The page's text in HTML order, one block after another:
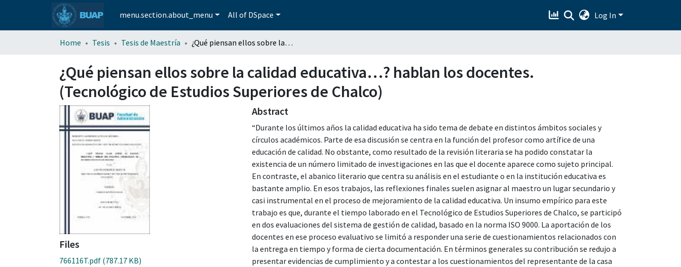
menu.section.about_menu All of DSpace Log In
Home Tesis Tesis de Maestría ¿Qué piensan ellos sobre la calidad educativa…? hablan los docentes. (Tecnológico de Estudios Superiores de Chalco)
¿Qué piensan ellos sobre la calidad educativa…? hablan los docentes.
(Tecnológico de Estudios Superiores de Chalco)
Files
766116T.pdf (787.17 KB)
Abstract
“Durante los últimos años la calidad educativa ha sido tema de debate en distintos ámbitos sociales y
círculos académicos. Parte de esa discusión se centra en la función del profesor como artífice de una
educación de calidad. No obstante, como resultado de la revisión literaria se ha podido constatar la
existencia de un número limitado de investigaciones en las que el docente aparece como sujeto principal.
En contraste, el abanico literario que centra su análisis en el estudiante o en la institución educativa es
bastante amplio. En esos trabajos, las reflexiones finales suelen asignar al maestro un lugar secundario y
casi instrumental en el proceso de mejoramiento de la calidad educativa. Un insumo empírico para este
trabajo es que, durante el tiempo laborado en el Tecnológico de Estudios Superiores de Chalco, se participó
en dos evaluaciones del sistema de gestión de calidad, basado en la norma ISO 9000. La aportación de los
docentes en ese proceso evaluativo se limitó a responder una serie de cuestionamientos relacionados con
la entrega en tiempo y forma de cierta documentación. En términos generales su contribución se redujo a
presentar evidencias de cumplimiento y a contestar a los cuestionamientos del representante de la casa